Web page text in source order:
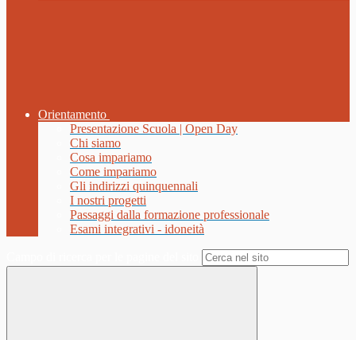
Orientamento
Presentazione Scuola | Open Day
Chi siamo
Cosa impariamo
Come impariamo
Gli indirizzi quinquennali
I nostri progetti
Passaggi dalla formazione professionale
Esami integrativi - idoneità